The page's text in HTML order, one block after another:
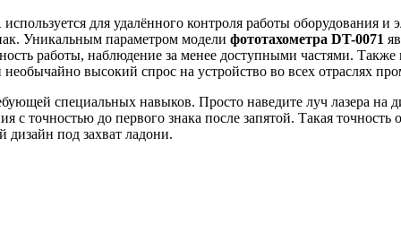
используется для удалённого контроля работы оборудования
Уникальным параметром модели фототахометра DT-0071
работы, наблюдение за менее доступными частями.
высокий спрос на устройство во всех отраслях
специальных навыков. Просто наведите луч лазера на
с точностью до первого знака после запятой. Такая
дизайн под захват ладони.